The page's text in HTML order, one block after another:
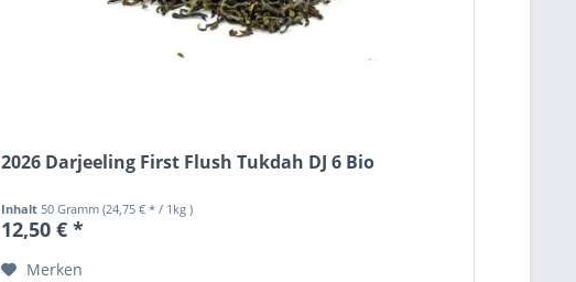
2026 Darjeeling First Flush Tukdah DJ 6 Bio
Inhalt50 Gramm(24,75 € * / 1kg )
12,50 € *
Merken